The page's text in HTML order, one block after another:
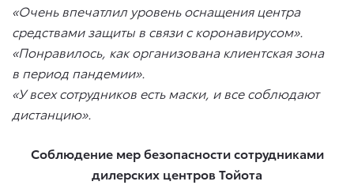
«Очень впечатлил уровень оснащения центра
средствами защиты в связи с коронавирусом».
«Понравилось, как организована клиентская зона
в период пандемии».
«У всех сотрудников есть маски, и все соблюдают
дистанцию».
Соблюдение мер безопасности сотрудниками
дилерских центров Тойота